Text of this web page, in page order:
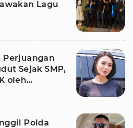
Lagu
Perjuangan
Sejak SMP,
oleh
Polda